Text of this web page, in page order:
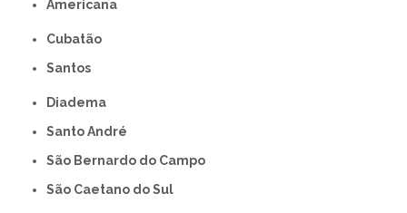
americana
Cubatão
Santos
Diadema
Santo André
São Bernardo do Campo
São Caetano do Sul